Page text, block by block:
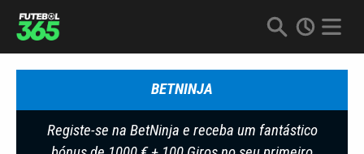
BETNINJA
Registe-se na BetNinja e receba um fantástico